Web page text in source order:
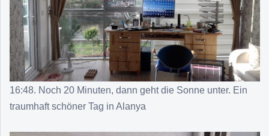
16:48. Noch 20 Minuten, dann geht die Sonne unter. Ein
traumhaft schöner Tag in Alanya